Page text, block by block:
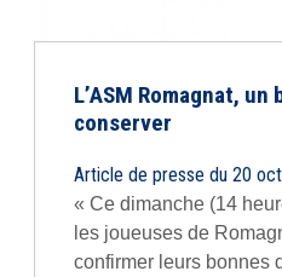
L’ASM Romagnat, un
conserver
Article de presse du 20
« Ce dimanche (14
les joueuses de
confirmer leurs bonnes